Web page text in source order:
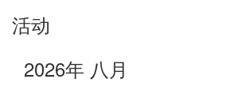
活动
2026年 八月